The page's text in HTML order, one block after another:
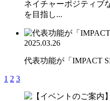
ネイチャーポジティブ
を目指し...
2025.03.26
代表功能が「IMPACT
1 2 3